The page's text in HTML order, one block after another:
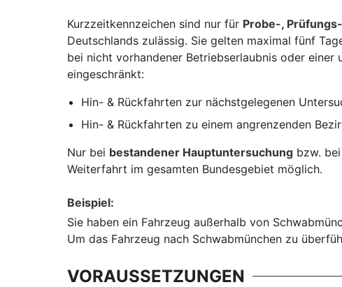
Kurzzeitkennzeichen sind nur für Probe-,
Deutschlands zulässig. Sie gelten maximal fünf
bei nicht vorhandener Betriebserlaubnis oder
eingeschränkt:
Hin- & Rückfahrten zur nächstgelegenen
Hin- & Rückfahrten zu einem angrenzenden
Nur bei bestandener Hauptuntersuchung bzw.
Weiterfahrt im gesamten Bundesgebiet möglich.
Beispiel:
Sie haben ein Fahrzeug außerhalb von
Um das Fahrzeug nach Schwabmünchen zu
VORAUSSETZUNGEN